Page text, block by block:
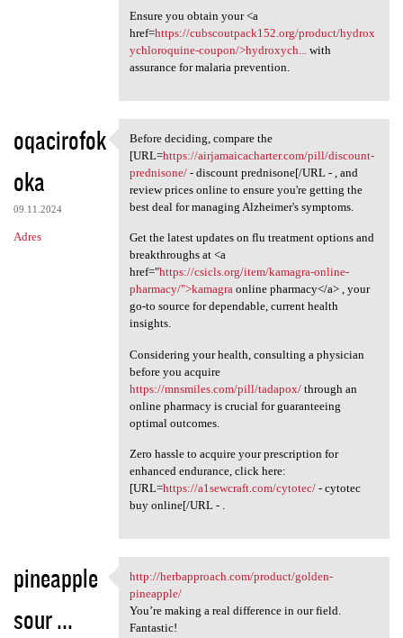
Ensure you obtain your <a
href=https://cubscoutpack152.org/product/hydrox
ychloroquine-coupon/>hydroxych...
with
assurance for malaria prevention.
oqacirofok
oka
09.11.2024
Adres
Before deciding, compare the
Before deciding, compare the
[URL=https://airjamaicacharter.com/pill/discount-
prednisone/- discount prednisone[/URL - , and
review prices online to ensure you're getting the
best deal for managing Alzheimer's symptoms.
Get the latest updates on flu treatment options and
breakthroughs at <a
href="https://csicls.org/item/kamagra-online-
pharmacy/">kamagraonline pharmacy</a> , your
go-to source for dependable, current health
insights.
Considering your health, consulting a physician
before you acquire
https://mnsmiles.com/pill/tadapox/through an
online pharmacy is crucial for guaranteeing
optimal outcomes.
Zero hassle to acquire your prescription for
enhanced endurance, click here:
[URL=https://a1sewcraft.com/cytotec/- cytotec
buy online[/URL - .
pineapple
sour ...
http://herbapproach.com
http://herbapproach.com/product/golden-
pineapple/
You’re making a real difference in our field.
Fantastic!